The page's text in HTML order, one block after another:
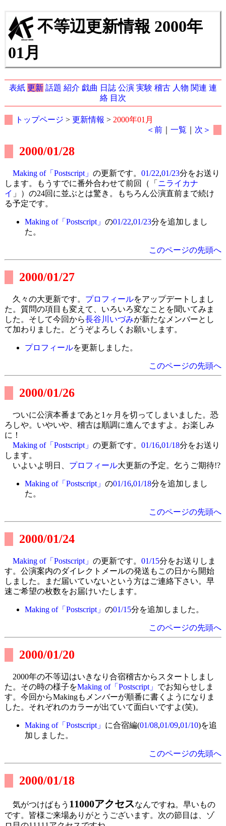
不等辺更新情報 2000年
01月
表紙 更新 話題 紹介 戯曲 日誌 公演 実験 稽古 人物 関連 連
絡 目次
トップページ > 更新情報 > 2000年01月
＜前 ｜一覧 次＞
2000/01/28
Making of「Postscript」 の更新です。 01/22,01/23分をお送り
します。もうすでに番外合わせて前回（「 ニライカナ
イ 」）の24回に並ぶとは驚き。もちろん公演直前まで続け
る予定です。
Making of「Postscript」 の01/22,01/23分を追加しまし
た。
このページの先頭へ
2000/01/27
久々の大更新です。 プロフィールをアップデートしまし
た。質問の項目も変えて、いろいろ変なことを聞いてみま
した。そして今回から長谷川いづみが新たなメンバーとし
て加わりました。どうぞよろしくお願いします。
プロフィールを更新しました。
このページの先頭へ
2000/01/26
ついに公演本番まであと1ヶ月を切ってしまいました。恐
ろしや。いやいや、稽古は順調に進んでますよ。お楽しみ
に！
Making of「Postscript」 の更新です。 01/16,01/18分をお送り
します。
いよいよ明日、 プロフィール大更新の予定。乞うご期待!?
Making of「Postscript」 の01/16,01/18分を追加しまし
た。
このページの先頭へ
2000/01/24
Making of「Postscript」 の更新です。 01/15分をお送りしま
す。公演案内のダイレクトメールの発送もこの日から開始
しました。まだ届いていないという方はご連絡下さい。早
速ご希望の枚数をお届けいたします。
Making of「Postscript」 の01/15分を追加しました。
このページの先頭へ
2000/01/20
2000年の不等辺はいきなり合宿稽古からスタートしまし
た。その時の様子をMaking of「Postscript」 でお知らせしま
す。今回からMakingもメンバーが順番に書くようになりま
した。それぞれのカラーが出ていて面白いですよ(笑)。
Making of「Postscript」 に合宿編(01/08,01/09,01/10)を追
加しました。
このページの先頭へ
2000/01/18
気がつけばもう 11000アクセスなんですね。早いもの
です。皆様ご来場ありがとうございます。次の節目は、ゾ